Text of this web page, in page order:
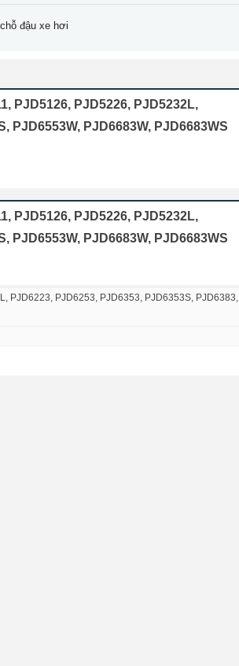
đậu xe hơi
PJD5126, PJD5226, PJD5232L,
PJD6553W, PJD6683W, PJD6683WS
PJD5126, PJD5226, PJD5232L,
PJD6553W, PJD6683W, PJD6683WS
PJD6223, PJD6253, PJD6353, PJD6353S, PJD6383,